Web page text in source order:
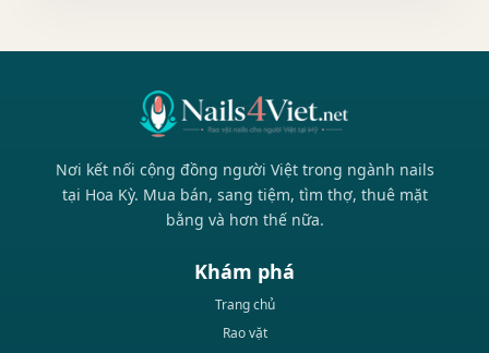
Nơi kết nối cộng đồng người Việt trong ngành nails
tại Hoa Kỳ. Mua bán, sang tiệm, tìm thợ, thuê mặt
bằng và hơn thế nữa.
Khám phá
Trang chủ
Rao vặt